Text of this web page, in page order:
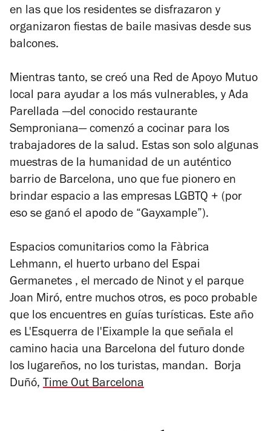
en las que los residentes se disfrazaron y
organizaron fiestas de baile masivas desde sus
balcones.
Mientras tanto, se creó una Red de Apoyo Mutuo
local para ayudar a los más vulnerables, y Ada
Parellada —del conocido restaurante
Semproniana— comenzó a cocinar para los
trabajadores de la salud. Estas son solo algunas
muestras de la humanidad de un auténtico
barrio de Barcelona, ​​uno que fue pionero en
brindar espacio a las empresas LGBTQ + (por
eso se ganó el apodo de “Gayxample”).
Espacios comunitarios como la Fàbrica
Lehmann, el huerto urbano del Espai
Germanetes , el mercado de Ninot y el parque
Joan Miró, entre muchos otros, es poco probable
que los encuentres en guías turísticas. Este año
es L'Esquerra de l'Eixample la que señala el
camino hacia una Barcelona del futuro donde
los lugareños, no los turistas, mandan. Borja
Duñó, Time Out Barcelona